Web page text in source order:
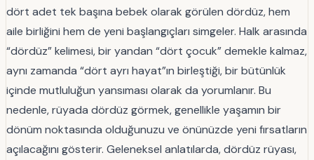
dört adet tek başına bebek olarak görülen dördüz, hem
aile birliğini hem de yeni başlangıçları simgeler. Halk arasında
“dördüz” kelimesi, bir yandan “dört çocuk” demekle kalmaz,
aynı zamanda “dört ayrı hayat”ın birleştiği, bir bütünlük
içinde mutluluğun yansıması olarak da yorumlanır. Bu
nedenle, rüyada dördüz görmek, genellikle yaşamın bir
dönüm noktasında olduğunuzu ve önünüzde yeni fırsatların
açılacağını gösterir. Geleneksel anlatılarda, dördüz rüyası,